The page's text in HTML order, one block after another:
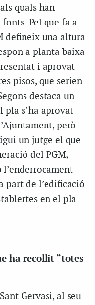
quals han
Pel que fa a
defineix una altura
a planta baixa
i aprovat
pisos, que serien
destaca un
pla s’ha aprovat
però
un jutge el que
del PGM,
l’enderrocament –
part de l’edificació
en el pla
ha recollit “totes
Gervasi, al seu